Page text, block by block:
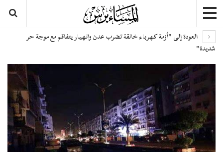
العودة إلى "أزمة كهرباء خانقة تضرب عدن وانهيار يتفاقم مع موجة حر
شديدة"